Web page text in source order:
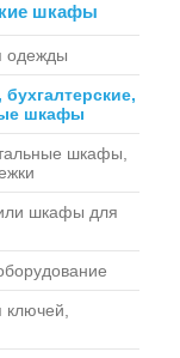
шкафы
одежды
шкафы
шкафы,
шкафы для